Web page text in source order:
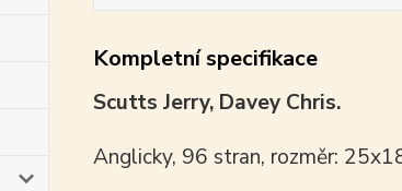
Kompletní specifikace
Scutts Jerry, Davey Chris.
Anglicky, 96 stran, rozměr: